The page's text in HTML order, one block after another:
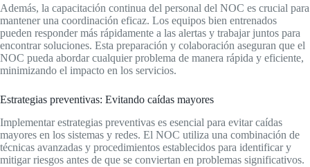
Además, la capacitación continua del personal del NOC es crucial para
mantener una coordinación eficaz. Los equipos bien entrenados
pueden responder más rápidamente a las alertas y trabajar juntos para
encontrar soluciones. Esta preparación y colaboración aseguran que el
NOC pueda abordar cualquier problema de manera rápida y eficiente,
minimizando el impacto en los servicios.
Estrategias preventivas: Evitando caídas mayores
Implementar estrategias preventivas es esencial para evitar caídas
mayores en los sistemas y redes. El NOC utiliza una combinación de
técnicas avanzadas y procedimientos establecidos para identificar y
mitigar riesgos antes de que se conviertan en problemas significativos.